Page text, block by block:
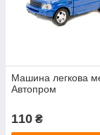
Машина легкова
Автопром
110 ₴